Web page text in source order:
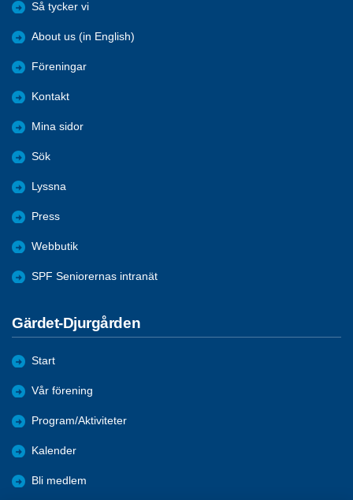
Så tycker vi
About us (in English)
Föreningar
Kontakt
Mina sidor
Sök
Lyssna
Press
Webbutik
SPF Seniorernas intranät
Gärdet-Djurgården
Start
Vår förening
Program/Aktiviteter
Kalender
Bli medlem